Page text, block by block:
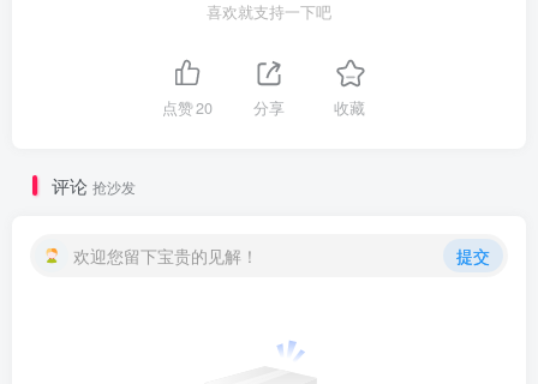
喜欢就支持一下吧
点赞20 分享 收藏
评论 抢沙发
欢迎您留下宝贵的见解！ 提交